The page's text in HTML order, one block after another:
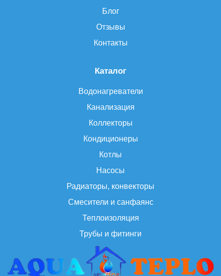
Каталог
Водонагреватели
Канализация
Коллекторы
Кондиционеры
Котлы
Насосы
Радиаторы, конвекторы
Смесители и санфаянс
Теплоизоляция
Трубы и фитинги
Блог
Отзывы
Контакты